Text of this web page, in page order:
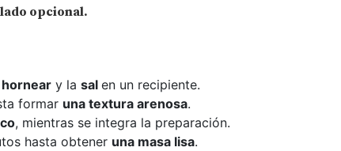
opcional.
y la sal en un recipiente.
formar una textura arenosa.
, mientras se integra la preparación.
hasta obtener una masa lisa.